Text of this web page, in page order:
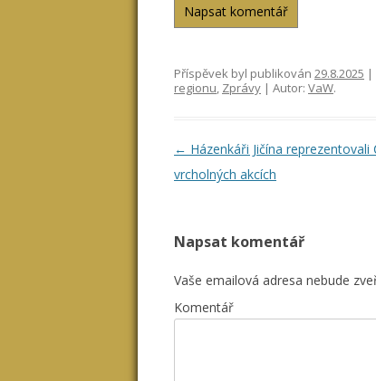
Napsat komentář
Příspěvek byl publikován 29.8.2025 |
regionu, Zprávy | Autor: VaW.
Navigace pro příspěvky
← Házenkáři Jičína reprezentovali
vrcholných akcích
Napsat komentář
Vaše emailová adresa nebude
Komentář